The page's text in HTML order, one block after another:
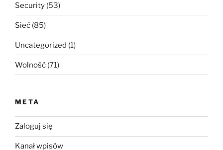
Security (53)
Sieć (85)
Uncategorized (1)
Wolność (71)
META
Zaloguj się
Kanał wpisów